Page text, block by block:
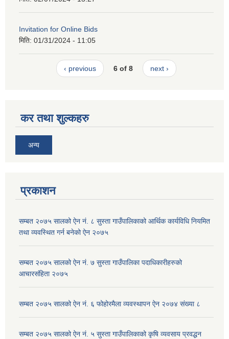
Invitation for Online Bids
मिति: 01/31/2024 - 11:05
‹ previous 6 of 8 next ›
कर तथा शुल्कहरु
अन्य
प्रकाशन
सम्बत २०७५ सालको ऐन नं. ८ सुस्ता गाउँपालिकाको आर्थिक कार्यविधि नियमित
तथा व्यवस्थित गर्न बनेको ऐन २०७५
सम्बत २०७५ सालको ऐन नं. ७ सुस्ता गाउँपालिका पदाधिकारीहरुको
आचारसंहिता २०७५
सम्बत २०७५ सालको ऐन नं. ६ फोहोरमैला व्यवस्थापन ऐन २०७४ संख्या ८
सम्बत २०७५ सालको ऐन नं. ५ सुस्ता गाउँपालिकाको कृषि व्यवसाय प्रवद्धन